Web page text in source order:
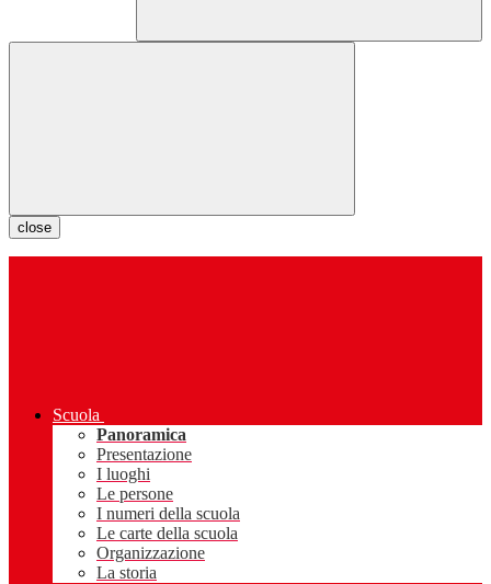
close
Scuola
Panoramica
Presentazione
I luoghi
Le persone
I numeri della scuola
Le carte della scuola
Organizzazione
La storia